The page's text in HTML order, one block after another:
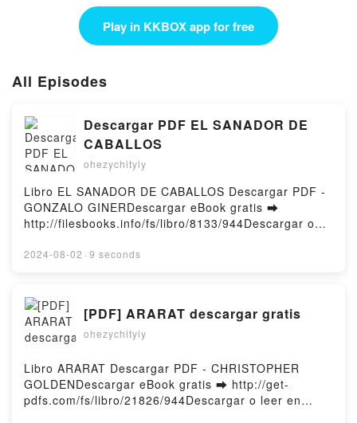
Play in KKBOX app for free
All Episodes
Descargar PDF EL SANADOR DE
CABALLOS
ohezychityly
Libro EL SANADOR DE CABALLOS Descargar PDF -
GONZALO GINERDescargar eBook gratis ➡
http://filesbooks.info/fs/libro/8133/944Descargar o
gratuito (PDF ePub Mobi) de GONZALO GINER.EL
EL SANADOR DE CABALLOS GONZALO GINER Leer
en línea , EL SANADOR DE CABALLOS GONZALO
GINER Audiolibro, EL SANADOR DE CABALLOS
GONZALO GINER Kindle, EL SANADOR DE
CABALLOS GONZALO GINER Epub VK, EL
SANADOR DE CABALLOS GONZALO GINER
2024-08-02 · 9 seconds
[PDF] ARARAT descargar gratis
ohezychityly
Libro ARARAT Descargar PDF - CHRISTOPHER
GOLDENDescargar eBook gratis ➡ http://get-
pdfs.com/fs/libro/21826/944Descargar o leer en